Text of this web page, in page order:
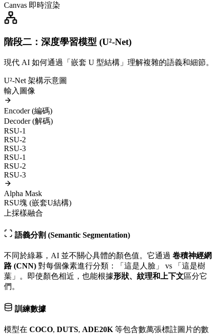
Canvas 即時渲染
階段二：深度學習模型 (U²-Net)
現代 AI 如何通過「嵌套 U 型結構」理解複雜的語義和細節。
U²-Net 架構示意圖
輸入圖像
Encoder (編碼)
Decoder (解碼)
RSU-1
RSU-2
RSU-3
RSU-1
RSU-2
RSU-3
Alpha Mask
RSU塊 (嵌套U結構)
上採樣融合
語義分割 (Semantic Segmentation)
不同於綠幕，AI 並不關心具體的顏色值。它通過 卷積神經網
路 (CNN) 對每個像素進行分類：「這是人臉」 vs 「這是樹
葉」。即使顏色相近，也能根據形狀、紋理和上下文區分它
們。
訓練數據
模型在 COCO, DUTS, ADE20K 等包含數萬張標註圖片的數